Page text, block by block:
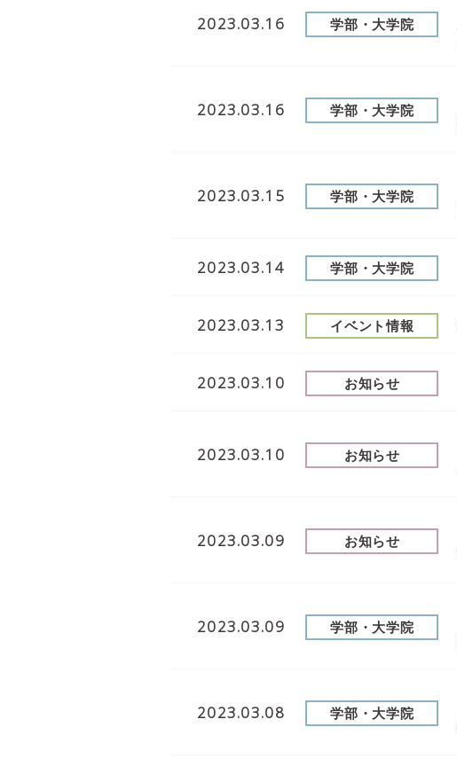
2023.03.16 学部・大学院
2023.03.16 学部・大学院
2023.03.15 学部・大学院
2023.03.14 学部・大学院
2023.03.13 イベント情報
2023.03.10 お知らせ
2023.03.10 お知らせ
2023.03.09 お知らせ
2023.03.09 学部・大学院
2023.03.08 学部・大学院